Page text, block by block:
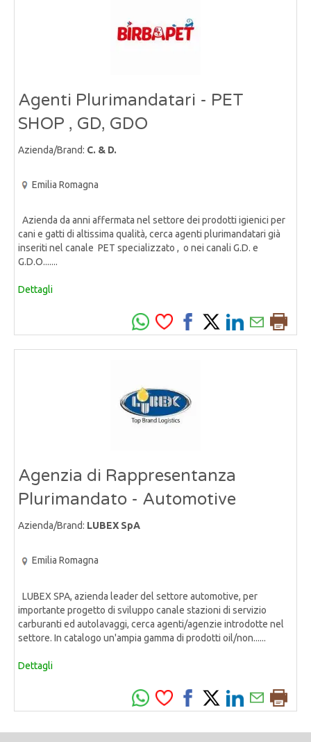
Agenti Plurimandatari - PET
SHOP , GD, GDO
Azienda/Brand: C. & D.
Emilia Romagna
Azienda da anni affermata nel settore dei prodotti igienici per
cani e gatti di altissima qualità, cerca agenti plurimandatari già
inseriti nel canale PET specializzato , o nei canali G.D. e
G.D.O.......
Dettagli
Agenzia di Rappresentanza
Plurimandato - Automotive
Azienda/Brand: LUBEX SpA
Emilia Romagna
LUBEX SPA, azienda leader del settore automotive, per
importante progetto di sviluppo canale stazioni di servizio
carburanti ed autolavaggi, cerca agenti/agenzie introdotte nel
settore. In catalogo un'ampia gamma di prodotti oil/non......
Dettagli